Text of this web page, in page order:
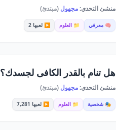
منشئ التحدي:مجهول(مبتدئ)
🧠 معرفي 📁 العلوم ▶️ لعبها 2
هل تنام بالقدر الكافى لجسدك؟
منشئ التحدي:مجهول(مبتدئ)
🎭 شخصية 📁 العلوم ▶️ لعبها 7,281